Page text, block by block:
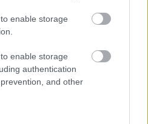
enable storage
enable storage
authentication
and other
A telemetria
egyenesben időt
mivel a Ferrari sem
végsebesség közeli